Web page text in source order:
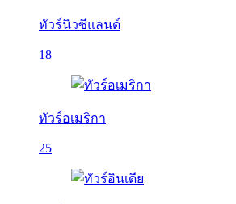
ทัวร์นิวซีแลนด์
18
ทัวร์อเมริกา
25